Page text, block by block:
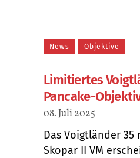
News Objektive
Limitiertes
Pancake-
08. Juli 2025
Das Voigtländer 35
Skopar II VM